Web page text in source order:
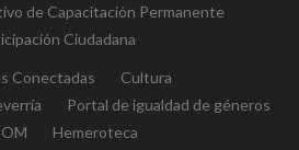
de Capacitación Permanente
Ciudadana
Conectadas
Cultura
Portal de igualdad de géneros
Hemeroteca